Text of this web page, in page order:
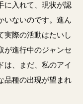
に入れて、現状が認
いないのです。進ん
実際の活動はたいし
が進行中のジャンセ
は、まだ、私のアイ
品種の出現が望まれ